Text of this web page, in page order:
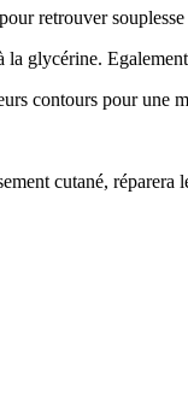
retrouver
la glycérine.
contours pour une
cutané, réparera